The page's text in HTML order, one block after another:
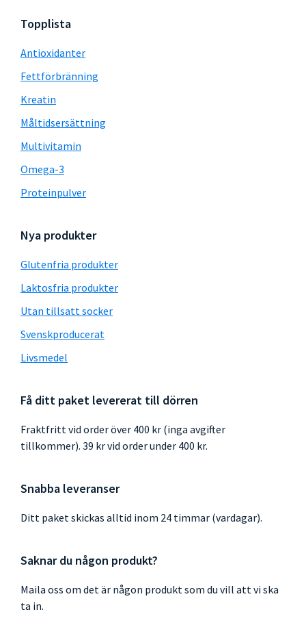
Topplista
Antioxidanter
Fettförbränning
Kreatin
Måltidsersättning
Multivitamin
Omega-3
Proteinpulver
Nya produkter
Glutenfria produkter
Laktosfria produkter
Utan tillsatt socker
Svenskproducerat
Livsmedel
Få ditt paket levererat till dörren
Fraktfritt vid order över 400 kr (inga avgifter
tillkommer). 39 kr vid order under 400 kr.
Snabba leveranser
Ditt paket skickas alltid inom 24 timmar (vardagar).
Saknar du någon produkt?
Maila oss om det är någon produkt som du vill att vi ska
ta in.